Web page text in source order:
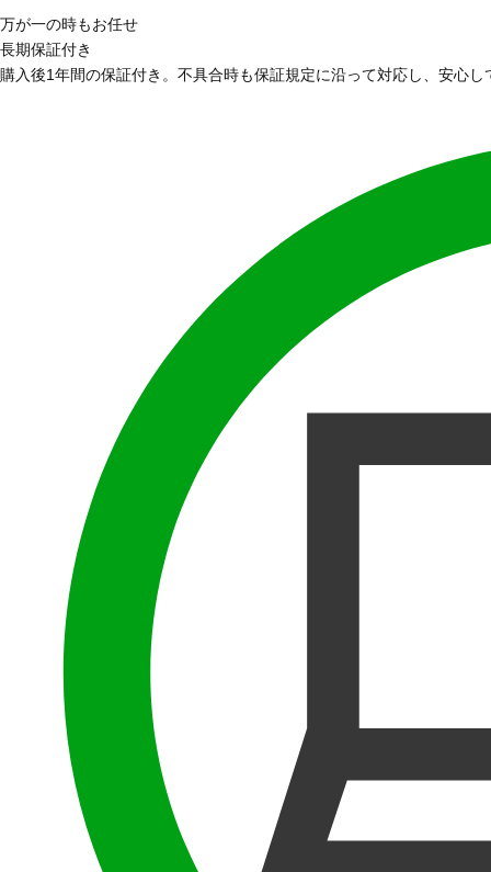
万が一の時もお任せ
長期保証付き
購入後1年間の保証付き。不具合時も保証規定に沿って対応し、安心